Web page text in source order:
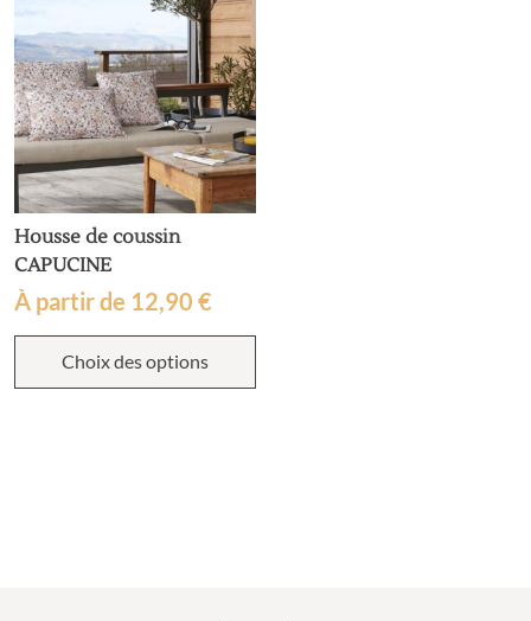
la
page
du
produit
Housse de coussin
CAPUCINE
À partir de 12,90 €
Choix des options
Ce
a